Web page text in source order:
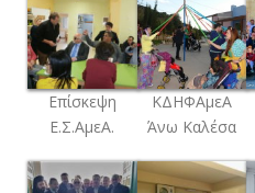
Επίσκεψη
Ε.Σ.ΑμεΑ.
ΚΔΗΦΑμεΑ
Άνω Καλέσα